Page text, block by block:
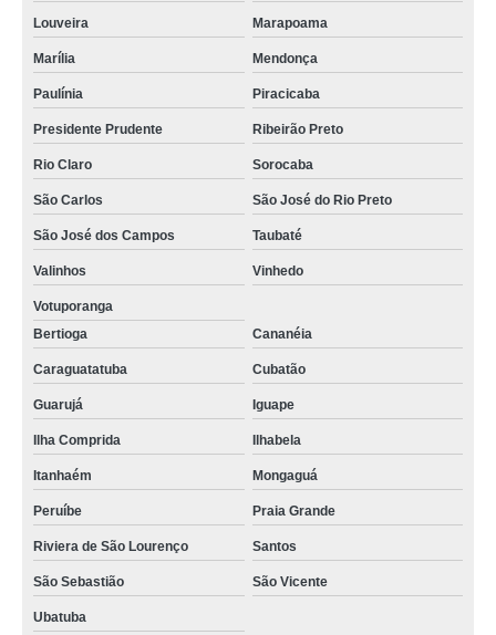
Louveira Marapoama
Marília Mendonça
Paulínia Piracicaba
Presidente Prudente Ribeirão Preto
Rio Claro Sorocaba
São Carlos São José do Rio Preto
São José dos Campos Taubaté
Valinhos Vinhedo
Votuporanga
Bertioga
Cananéia
Caraguatatuba Cubatão
Guarujá Iguape
Ilha Comprida Ilhabela
Itanhaém Mongaguá
Peruíbe Praia Grande
Riviera de São Lourenço Santos
São Sebastião São Vicente
Ubatuba